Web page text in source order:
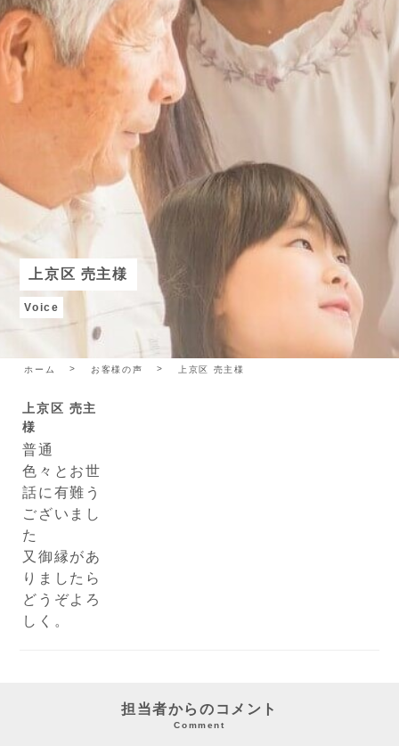
上京区 売主様
Voice
ホーム お客様の声 上京区 売主様
上京区 売主
様
普通
色々とお世
話に有難う
ございまし
た
又御縁があ
りましたら
どうぞよろ
しく。
担当者からのコメント
Comment